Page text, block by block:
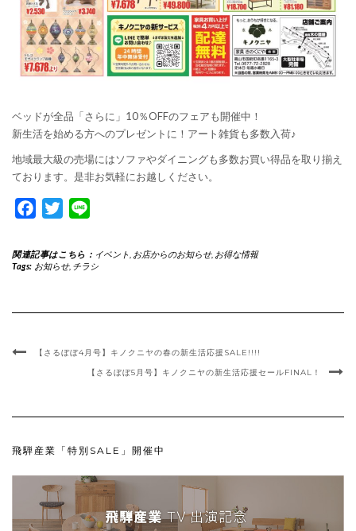
ベッドが全品「さらに」10％OFFのフェアも開催中！
新生活を始める方へのプレゼントに！アート雑貨も多数入荷♪
地域最大級の売場にはソファやダイニングも多数お買い得品を取り揃え
ております。是非お気軽にお越しください。
Facebook
Twitter
関連記事はこちら： イベント お店からのお知らせ, お得な情報
Tags: お知らせ, チラシ
【さるぼぼ4月号】キノクニヤの春の新生活応援SALE!!!!
【さるぼぼ5月号】キノクニヤの新生活応援セールFINAL！
飛騨産業「特別SALE」開催中